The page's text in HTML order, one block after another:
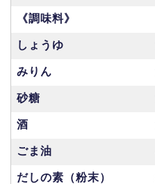
《調味料》
しょうゆ
みりん
砂糖
酒
ごま油
だしの素（粉末）